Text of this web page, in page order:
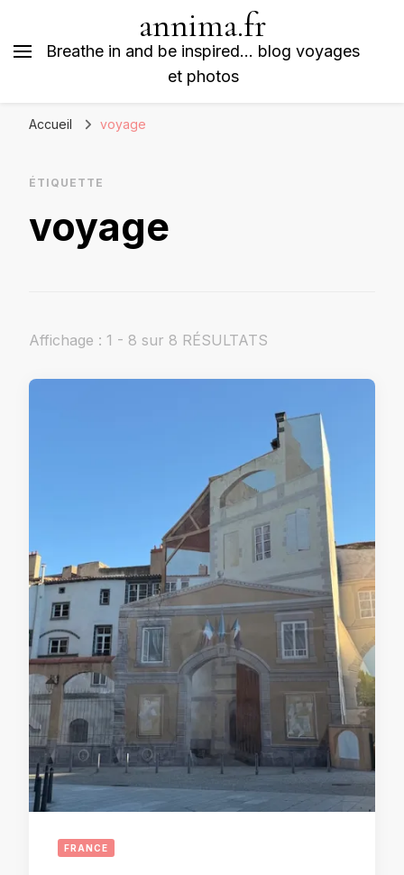
annima.fr
Breathe in and be inspired… blog voyages
et photos
Accueil voyage
ÉTIQUETTE
voyage
Affichage : 1 - 8 sur 8 RÉSULTATS
FRANCE